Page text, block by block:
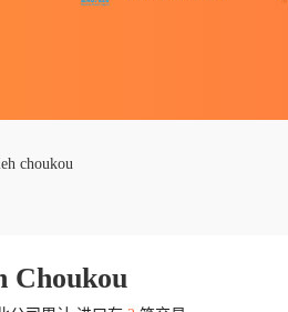
choukou
Choukou